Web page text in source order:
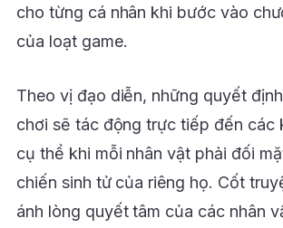
cho từng cá nhân khi bước vào
của loạt game.
Theo vị đạo diễn, những quyết
chơi sẽ tác động trực tiếp đến các
cụ thể khi mỗi nhân vật phải đối
chiến sinh tử của riêng họ. Cốt
ánh lòng quyết tâm của các nhân